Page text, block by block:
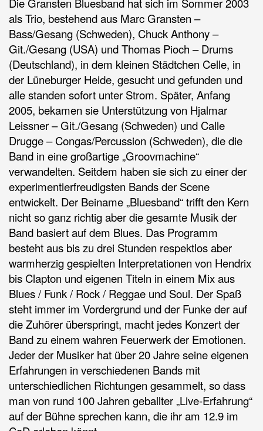
Die Gransten Bluesband hat sich im Sommer 2003
als Trio, bestehend aus Marc Gransten –
Bass/Gesang (Schweden), Chuck Anthony –
Git./Gesang (USA) und Thomas Pioch – Drums
(Deutschland), in dem kleinen Städtchen Celle, in
der Lüneburger Heide, gesucht und gefunden und
alle standen sofort unter Strom. Später, Anfang
2005, bekamen sie Unterstützung von Hjalmar
Leissner – Git./Gesang (Schweden) und Calle
Drugge – Congas/Percussion (Schweden), die die
Band in eine großartige „Groovmachine“
verwandelten. Seitdem haben sie sich zu einer der
experimentierfreudigsten Bands der Scene
entwickelt. Der Beiname „Bluesband“ trifft den Kern
nicht so ganz richtig aber die gesamte Musik der
Band basiert auf dem Blues. Das Programm
besteht aus bis zu drei Stunden respektlos aber
warmherzig gespielten Interpretationen von Hendrix
bis Clapton und eigenen Titeln in einem Mix aus
Blues / Funk / Rock / Reggae und Soul. Der Spaß
steht immer im Vordergrund und der Funke der auf
die Zuhörer überspringt, macht jedes Konzert der
Band zu einem wahren Feuerwerk der Emotionen.
Jeder der Musiker hat über 20 Jahre seine eigenen
Erfahrungen in verschiedenen Bands mit
unterschiedlichen Richtungen gesammelt, so dass
man von rund 100 Jahren geballter „Live-Erfahrung“
auf der Bühne sprechen kann, die ihr am 12.9 im